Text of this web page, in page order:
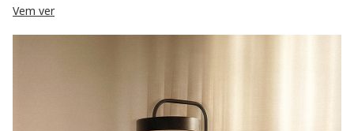
Vem ver